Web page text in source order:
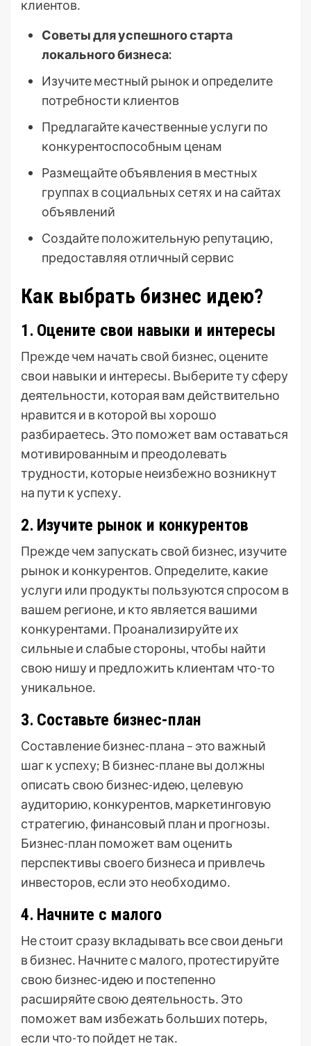
клиентов․
Советы для успешного старта
локального бизнеса:
Изучите местный рынок и определите
потребности клиентов
Предлагайте качественные услуги по
конкурентоспособным ценам
Размещайте объявления в местных
группах в социальных сетях и на сайтах
объявлений
Создайте положительную репутацию,
предоставляя отличный сервис
Как выбрать бизнес идею?
1․ Оцените свои навыки и интересы
Прежде чем начать свой бизнес, оцените
свои навыки и интересы․ Выберите ту сферу
деятельности, которая вам действительно
нравится и в которой вы хорошо
разбираетесь․ Это поможет вам оставаться
мотивированным и преодолевать
трудности, которые неизбежно возникнут
на пути к успеху․
2․ Изучите рынок и конкурентов
Прежде чем запускать свой бизнес, изучите
рынок и конкурентов․ Определите, какие
услуги или продукты пользуются спросом в
вашем регионе, и кто является вашими
конкурентами․ Проанализируйте их
сильные и слабые стороны, чтобы найти
свою нишу и предложить клиентам что-то
уникальное․
3․ Составьте бизнес-план
Составление бизнес-плана – это важный
шаг к успеху; В бизнес-плане вы должны
описать свою бизнес-идею, целевую
аудиторию, конкурентов, маркетинговую
стратегию, финансовый план и прогнозы․
Бизнес-план поможет вам оценить
перспективы своего бизнеса и привлечь
инвесторов, если это необходимо․
4․ Начните с малого
Не стоит сразу вкладывать все свои деньги
в бизнес․ Начните с малого, протестируйте
свою бизнес-идею и постепенно
расширяйте свою деятельность․ Это
поможет вам избежать больших потерь,
если что-то пойдет не так․